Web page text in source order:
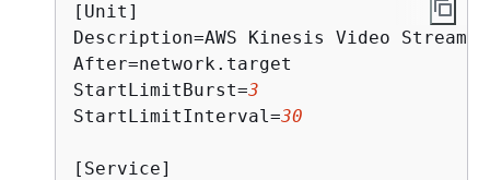
[Unit]
Description=AWS Kinesis Video Streams
After=network.target
StartLimitBurst=3
StartLimitInterval=30
[Service]